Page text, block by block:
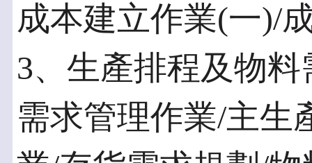
成本建立作業(一)/
3、生產排程及物料
需求管理作業/主生